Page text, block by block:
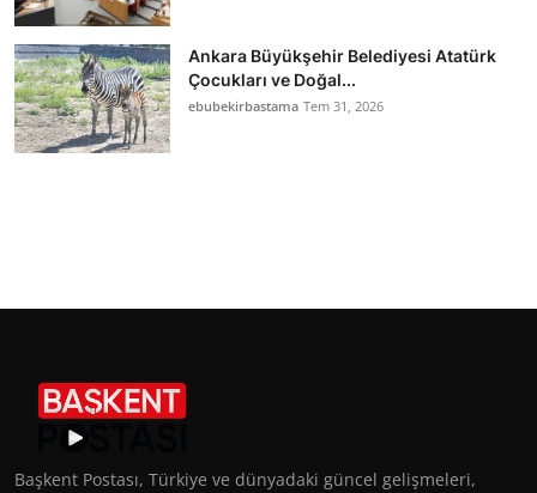
Ankara Büyükşehir Belediyesi Atatürk
Çocukları ve Doğal...
ebubekirbastama Tem 31, 2026
Başkent Postası, Türkiye ve dünyadaki güncel gelişmeleri,